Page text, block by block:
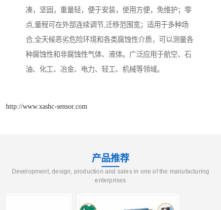
凑，坚固，重量轻，便于安装，使用方便，免维护；零
点,量程可在外部连续调节,迁移范围宽；适用于多种场
合,全天候恶劣危险环境和各类腐蚀性介质，可以测量各
种腐蚀性和非腐蚀性气体、液体。广泛应用于航空、石
油、化工、冶金、电力、轻工、机械等领域。
http://www.xashc-sensor.com
产品推荐
Development, design, production and sales in one of the manufacturing
enterprises